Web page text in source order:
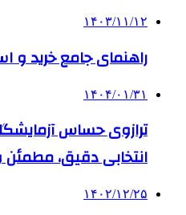
۱۴۰۳/۱۱/۱۲
راهنمای جامع خرید و
۱۴۰۴/۰۱/۳۱
ترازوی حساس
انتخابی دقیق،
۱۴۰۲/۱۲/۲۵